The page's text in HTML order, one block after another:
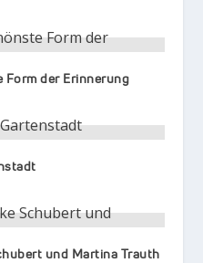
der Erinnerung
und Martina Trauth